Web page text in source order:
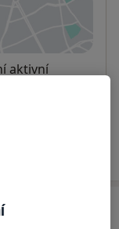
nové záložce
aktivní